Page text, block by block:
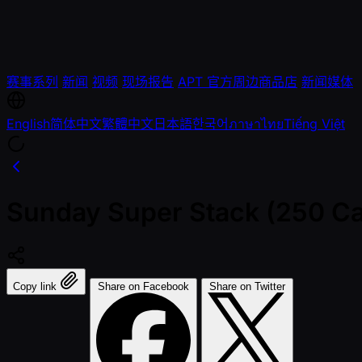
赛事系列 新闻 视频 现场报告 APT 官方周边商品店 新闻媒体
English简体中文繁體中文日本語한국어ภาษาไทยTiếng Việt
Copy link Share on Facebook Share on Twitter